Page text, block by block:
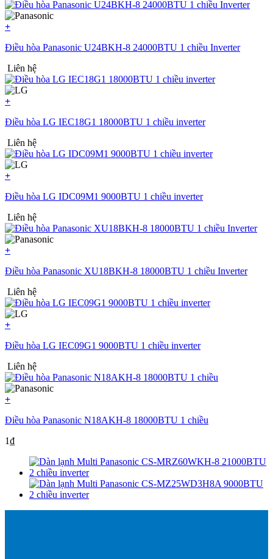
+
Điều hòa Panasonic U24BKH-8 24000BTU 1 chiều Inverter
Liên hệ
+
Điều hòa LG IEC18G1 18000BTU 1 chiều inverter
Liên hệ
+
Điều hòa LG IDC09M1 9000BTU 1 chiều inverter
Liên hệ
+
Điều hòa Panasonic XU18BKH-8 18000BTU 1 chiều Inverter
Liên hệ
+
Điều hòa LG IEC09G1 9000BTU 1 chiều inverter
Liên hệ
+
Điều hòa Panasonic N18AKH-8 18000BTU 1 chiều
1₫